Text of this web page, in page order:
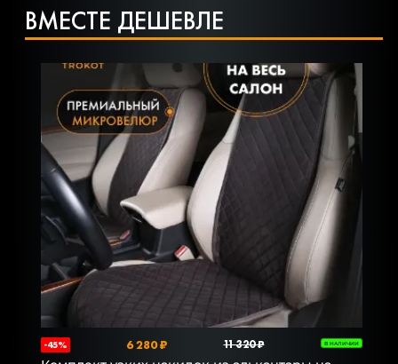
ВМЕСТЕ ДЕШЕВЛЕ
-45% 6 280 ₽ 11 320 ₽ В НАЛИЧИИ